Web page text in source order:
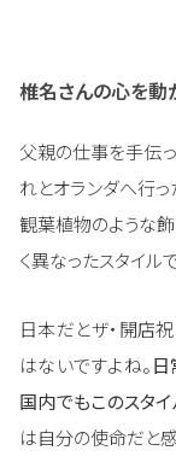
椎名さんの心を動
父親の仕事を手伝
れとオランダへ行
観葉植物のような
く異なったスタイル
日本だとザ・開店
はないですよね。日
国内でもこのスタ
は自分の使命だと